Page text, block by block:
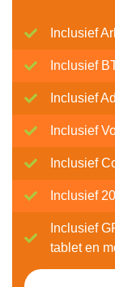
Inclusief
Inclusief
Inclusief
Inclusief
Inclusief
Inclusief
Inclusief
tablet en